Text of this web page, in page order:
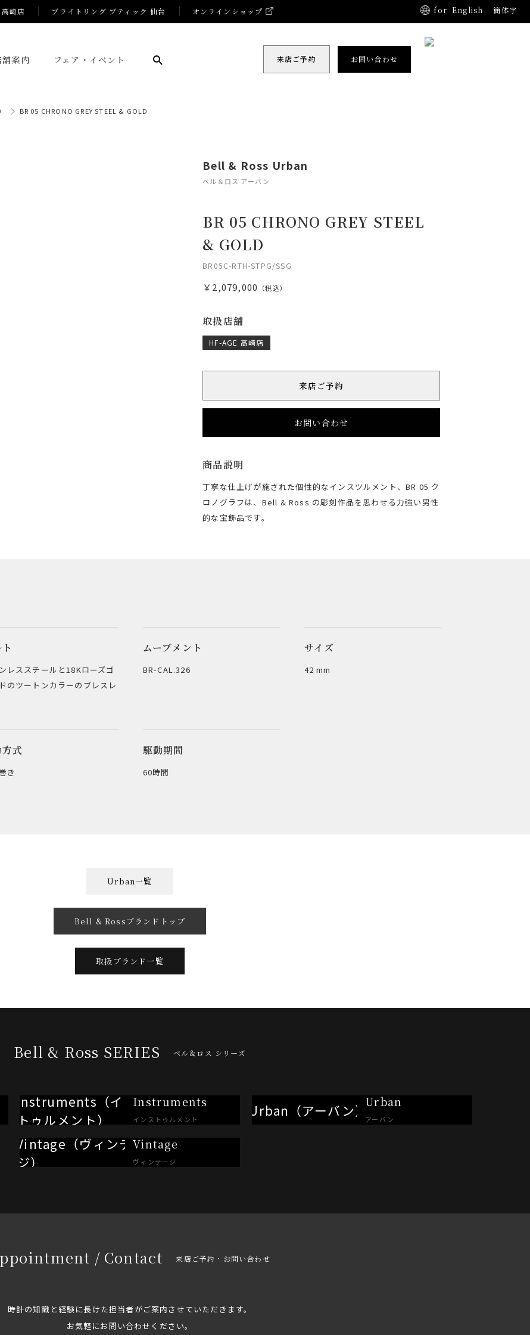
崎店 ブライトリング ブティック 仙台 オンラインショップ for English 簡体字
舗案内 フェア・イベント 来店ご予約 お問い合わせ
BR 05 CHRONO GREY STEEL & GOLD
Bell & Ross Urban
ベル＆ロス アーバン
BR 05 CHRONO GREY STEEL
& GOLD
BR05C-RTH-STPG/SSG
￥2,079,000 （税込）
取扱店舗
HF-AGE 高崎店
来店ご予約
お問い合わせ
商品説明
丁寧な仕上げが施された個性的なインスツルメント、BR 05 ク
ロノグラフは、Bell & Ross の彫刻作品を思わせる力強い男性
的な宝飾品です。
レススチールと18Kローズゴ
のツートンカラーのブレスレ
ムーブメント
BR-CAL.326
サイズ
42 mm
式
き
駆動期間
60時間
Urban一覧
Bell & Rossブランドトップ
取扱ブランド一覧
Bell & Ross SERIES ベル＆ロス シリーズ
Instruments
インストゥルメント
Urban
アーバン
Vintage
ヴィンテージ
/ Contact 来店ご予約・お問い合わせ
時計の知識と経験に長けた担当者がご案内させていただきます。
お気軽にお問い合わせください。